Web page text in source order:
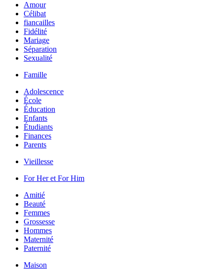
Amour
Célibat
fiancailles
Fidélité
Mariage
Séparation
Sexualité
Famille
Adolescence
École
Éducation
Enfants
Étudiants
Finances
Parents
Vieillesse
For Her et For Him
Amitié
Beauté
Femmes
Grossesse
Hommes
Maternité
Paternité
Maison